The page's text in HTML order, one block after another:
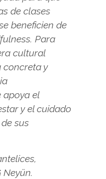
de clases
beneficien de
Para
cultural
y
apoya el
y el cuidado
sus
Neyün.